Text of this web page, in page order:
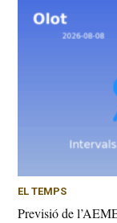
EL TEMPS
Previsió de